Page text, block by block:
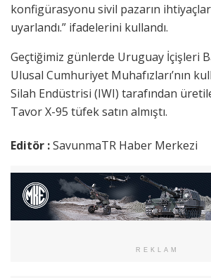
konfigürasyonu sivil pazarın
uyarlandı.” ifadelerini kullandı.
Geçtiğimiz günlerde Uruguay İçişleri
Ulusal Cumhuriyet Muhafızları’nın
Silah Endüstrisi (IWI) tarafından
Tavor X-95 tüfek satın almıştı.
Editör :SavunmaTR Haber Merkezi
REKLAM